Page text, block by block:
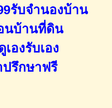
รับจำนองบ้าน
นบ้านที่ดิน
องรับเอง
รึกษาฟรี